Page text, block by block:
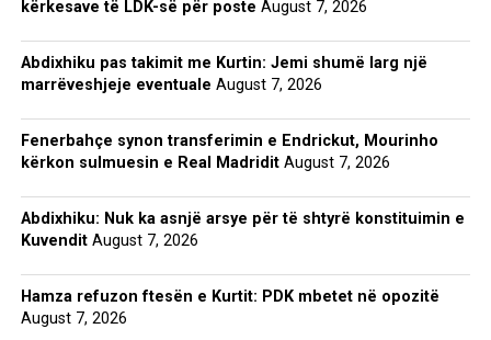
kërkesave të LDK-së për poste August 7, 2026
Abdixhiku pas takimit me Kurtin: Jemi shumë larg një
marrëveshjeje eventuale August 7, 2026
Fenerbahçe synon transferimin e Endrickut, Mourinho
kërkon sulmuesin e Real Madridit August 7, 2026
Abdixhiku: Nuk ka asnjë arsye për të shtyrë konstituimin e
Kuvendit August 7, 2026
Hamza refuzon ftesën e Kurtit: PDK mbetet në opozitë
August 7, 2026